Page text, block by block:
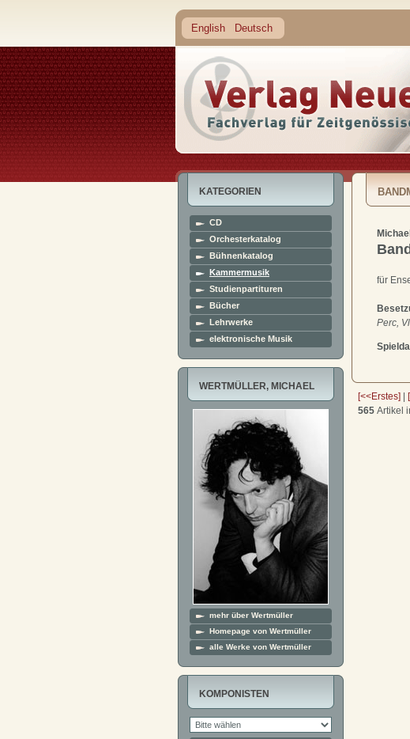
English Deutsch
KATEGORIEN
CD
Orchesterkatalog
Bühnenkatalog
Kammermusik
Studienpartituren
Bücher
Lehrwerke
elektronische Musik
WERTMÜLLER, MICHAEL
mehr über Wertmüller
Homepage von Wertmüller
alle Werke von Wertmüller
KOMPONISTEN
für
Perc,
[<<Erstes]
565 Artikel